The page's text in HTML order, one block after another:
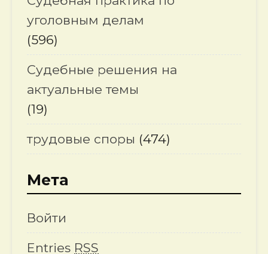
уголовным делам
(596)
Судебные решения на
актуальные темы
(19)
трудовые споры (474)
Мета
Войти
Entries RSS